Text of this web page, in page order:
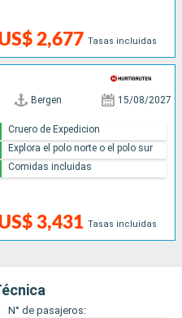
2,677 Tasas incluidas
Bergen 15/08/2027
3,431 Tasas incluidas
Cruero de Expedicion
Explora el polo norte o el polo sur
Comidas incluidas
N° de pasajeros: